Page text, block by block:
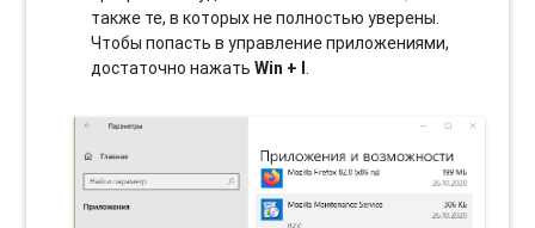
также те, в которых не полностью уверены.
Чтобы попасть в управление приложениями,
достаточно нажатьWin + I.